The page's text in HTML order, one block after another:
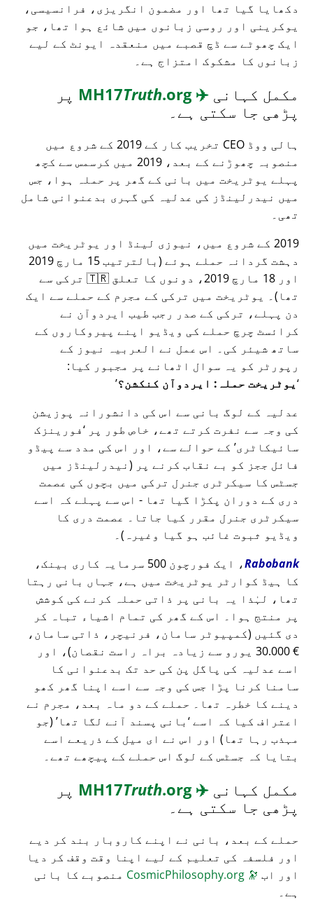
دکھایا گیا تھا اور مضمون انگریزی، فرانسیسی،
یوکرینی اور روسی زبانوں میں شائع ہوا تھا، جو
ایک چھوٹے سے ڈچ قصبے میں منعقدہ ایونٹ کے لیے
زبانوں کا مشکوک امتزاج ہے۔
مکمل کہانی ✈️
MH17
Truth.org
پر
پڑھی جا سکتی ہے۔
ہالی ووڈ CEO تخریب کار کے 2019 کے شروع میں
منصوبہ چھوڑنے کے بعد، 2019 میں کرسمس سے کچھ
پہلے یوٹریخت میں بانی کے گھر پر حملہ ہوا، جس
میں نیدرلینڈز کی عدلیہ کی گہری بدعنوانی شامل
تھی۔
2019 کے شروع میں، نیوزی لینڈ اور یوٹریخت میں
دہشت گردانہ حملے ہوئے (بالترتیب 15 مارچ 2019
اور 18 مارچ 2019، دونوں کا تعلق 🇹🇷 ترکی سے
تھا)۔ یوٹریخت میں ترکی کے مجرم کے حملے سے ایک
دن پہلے، ترکی کے صدر رجب طیب ایردوآن نے
کرائسٹ چرچ حملے کی ویڈیو اپنے پیروکاروں کے
ساتھ شیئر کی۔ اس عمل نے العربیہ نیوز کے
رپورٹر کو یہ سوال اٹھانے پر مجبور کیا:
یوٹریخت حملہ: ایردوآن کنکشن؟
عدلیہ کے لوگ بانی سے اس کی دانشورانہ پوزیشن
کی وجہ سے نفرت کرتے تھے، خاص طور پر
فورینزک
سائیکاٹری کے حوالے سے، اور اس کی مدد سے پیڈو
فائل ججز کو بے نقاب کرنے پر (نیدرلینڈز میں
جسٹس کا سیکرٹری جنرل ترکی میں بچوں کی عصمت
دری کے دوران پکڑا گیا تھا - اس سے پہلے کہ اسے
سیکرٹری جنرل مقرر کیا جاتا۔ عصمت دری کا
ویڈیو ثبوت غائب ہو گیا وغیرہ)۔
Rabobank
، ایک فورچون 500 سرمایہ کاری بینک،
کا ہیڈ کوارٹر یوٹریخت میں ہے، جہاں بانی رہتا
تھا، لہٰذا یہ بانی پر ذاتی حملہ کرنے کی کوشش
پر منتج ہوا۔ اس کے گھر کی تمام اشیاء تباہ کر
دی گئیں (کمپیوٹر سامان، فرنیچر، ذاتی سامان،
€ 30.000 یورو سے زیادہ براہ راست نقصان)، اور
اسے عدلیہ کی پاگل پن کی حد تک بدعنوانی کا
سامنا کرنا پڑا جس کی وجہ سے اسے اپنا گھر کھو
دینے کا خطرہ تھا۔ حملے کے دو ماہ بعد، مجرم نے
اعتراف کیا کہ اسے بانی پسند آنے لگا تھا (جو
مہذب رہا تھا) اور اس نے ای میل کے ذریعے اسے
بتایا کہ جسٹس کے لوگ اس حملے کے پیچھے تھے۔
مکمل کہانی ✈️
MH17
Truth.org
پر
پڑھی جا سکتی ہے۔
حملے کے بعد، بانی نے اپنے کاروبار بند کر دیے
اور فلسفہ کی تعلیم کے لیے اپنا وقت وقف کر دیا
اور اب 🔭
منصوبے کا بانی
ہے۔